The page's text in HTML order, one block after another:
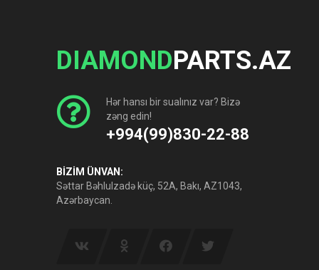
DIAMONDPARTS.AZ
Hər hansı bir sualınız var? Bizə
zəng edin!
+994(99)830-22-88
BİZİM ÜNVAN:
Səttar Bəhlulzadə küç, 52A, Bakı, AZ1043,
Azərbaycan.